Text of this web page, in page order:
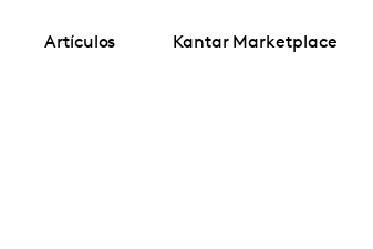
Artículos Kantar Marketplace